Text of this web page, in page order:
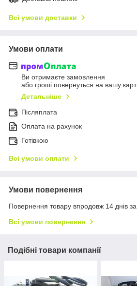
Всі умови доставки
Умови оплати
Ви отримаєте замовлення
або гроші повернуться на вашу
Детальніше
Післяплата
Оплата на рахунок
Готівкою
Всі умови оплати
Умови повернення
Повернення товару впродовж 14 днів
Всі умови повернення
Подібні товари компанії